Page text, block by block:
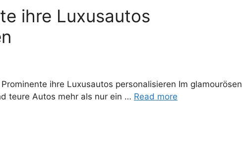
ihre Luxusautos
ihre Luxusautos personalisieren Im glamourösen
teure Autos mehr als nur ein … Read more